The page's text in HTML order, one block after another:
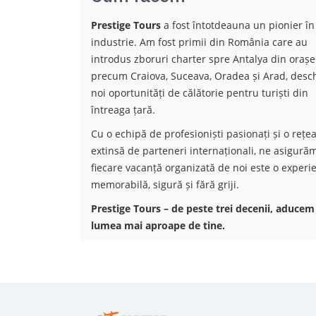
Prestige Tours a fost întotdeauna un pionier în
industrie. Am fost primii din România care au
introdus zboruri charter spre Antalya din orașe
precum Craiova, Suceava, Oradea și Arad,
noi oportunități de călătorie pentru turiști din
întreaga țară.
Cu o echipă de profesioniști pasionați și o rețea
extinsă de parteneri internaționali, ne
fiecare vacanță organizată de noi este o
memorabilă, sigură și fără griji.
Prestige Tours – de peste trei decenii, aducem
lumea mai aproape de tine.